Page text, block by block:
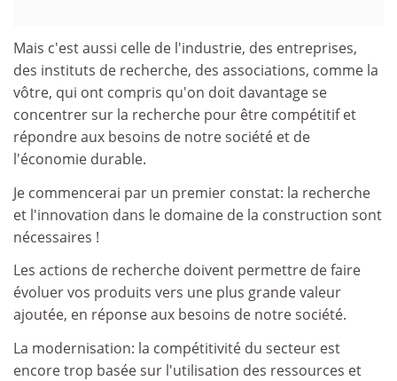
Mais c'est aussi celle de l'industrie, des entreprises,
des instituts de recherche, des associations, comme la
vôtre, qui ont compris qu'on doit davantage se
concentrer sur la recherche pour être compétitif et
répondre aux besoins de notre société et de
l'économie durable.
Je commencerai par un premier constat: la recherche
et l'innovation dans le domaine de la construction sont
nécessaires !
Les actions de recherche doivent permettre de faire
évoluer vos produits vers une plus grande valeur
ajoutée, en réponse aux besoins de notre société.
La modernisation: la compétitivité du secteur est
encore trop basée sur l'utilisation des ressources et